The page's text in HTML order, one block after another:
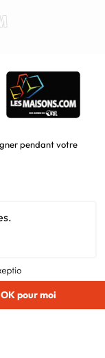
est une
dans le